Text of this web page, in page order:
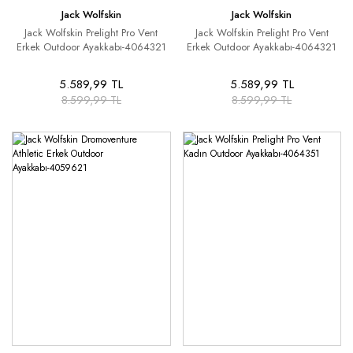
Jack Wolfskin
Jack Wolfskin Prelight Pro Vent
Erkek Outdoor Ayakkabı-4064321
5.589,99 TL
8.599,99 TL
Jack Wolfskin
Jack Wolfskin Prelight Pro Vent
Erkek Outdoor Ayakkabı-4064321
5.589,99 TL
8.599,99 TL